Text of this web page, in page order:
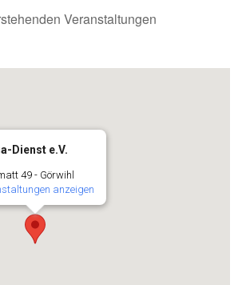
Veranstaltungen
Dienst e.V.
49 - Görwihl
anzeigen